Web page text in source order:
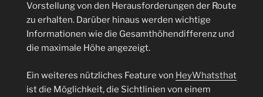
Vorstellung von den Herausforderungen der Route
zu erhalten. Darüber hinaus werden wichtige
Informationen wie die Gesamthöhendifferenz und
die maximale Höhe angezeigt.
Ein weiteres nützliches Feature von HeyWhatsthat
ist die Möglichkeit, die Sichtlinien von einem